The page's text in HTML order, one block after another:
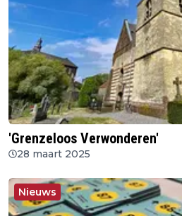
'Grenzeloos Verwonderen'
28 maart 2025
Nieuws